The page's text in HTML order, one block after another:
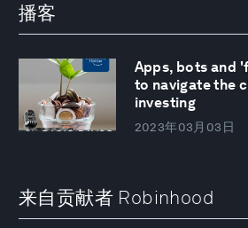
播客
Apps, bots and
to navigate the
investing
2023年03月03日
来自贡献者 Robinhood